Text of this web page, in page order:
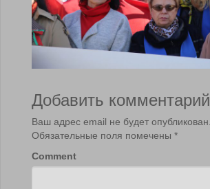
Добавить комментарий
Ваш адрес email не будет опубликован.
Обязательные поля помечены *
Comment